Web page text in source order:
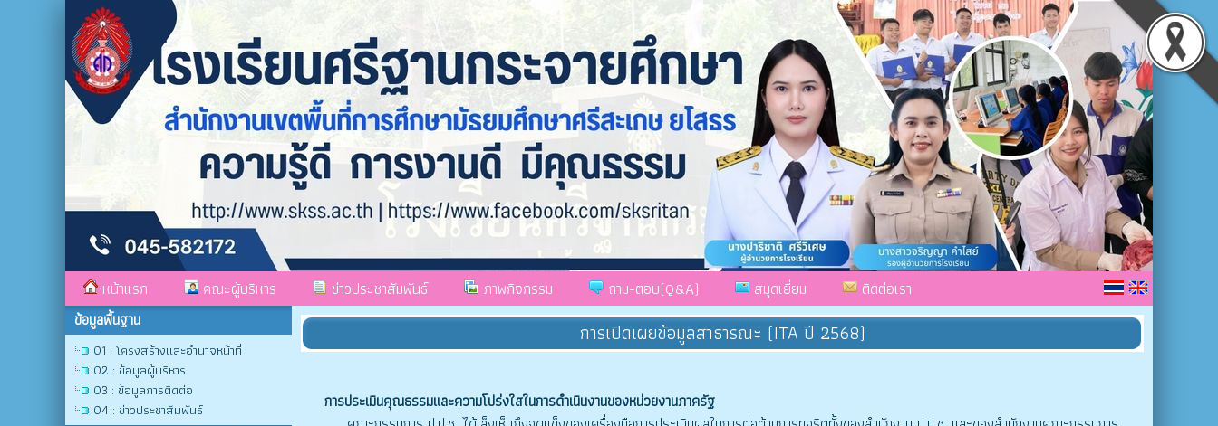
หน้าแรก คณะผู้บริหาร ข่าวประชาสัมพันธ์ ภาพกิจกรรม ถาม-ตอบ(Q&A) สมุดเยี่ยม ติดต่อเรา
ข้อมูลพื้นฐาน
O1 : โครงสร้างและอำนาจหน้าที่
O2 : ข้อมูลผู้บริหาร
O3 : ข้อมูลการติดต่อ
O4 : ข่าวประชาสัมพันธ์
การเปิดเผยข้อมูลสาธารณะ (ITA ปี 2568)
การประเมินคุณธรรมและความโปร่งใสในการดำเนินงานของหน่วยงานภาครัฐ